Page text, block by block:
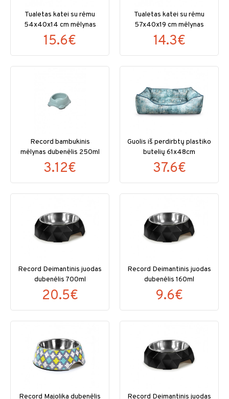
Tualetas katei su rėmu
54x40x14 cm mėlynas
15.6€
Tualetas katei su rėmu
57x40x19 cm mėlynas
14.3€
Record bambukinis
mėlynas dubenėlis 250ml
3.12€
Guolis iš perdirbtų plastiko
butelių 61x48cm
37.6€
Record Deimantinis juodas
dubenėlis 700ml
20.5€
Record Deimantinis juodas
dubenėlis 160ml
9.6€
Record Majolika dubenėlis Record Deimantinis juodas